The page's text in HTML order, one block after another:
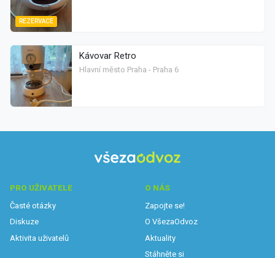
REZERVACE
Kávovar Retro
Hlavní město Praha - Praha 6
PRO UŽIVATELE
Časté otázky
Diskuze
Aktivita uživatelů
O NÁS
Zapojte se!
O VšezaOdvoz
Aktuality
Stáhněte si